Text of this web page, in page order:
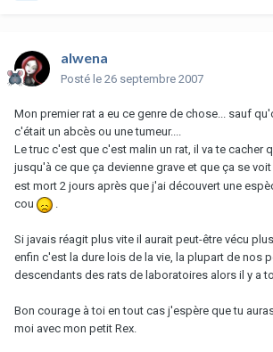
alwena
Posté le 26 septembre 2007
Mon premier rat a eu ce genre de chose... sauf
c'était un abcès ou une tumeur....
Le truc c'est que c'est malin un rat, il va te cacher
jusqu'à ce que ça devienne grave et que ça se
est mort 2 jours après que j'ai découvert une
cou
.
Si javais réagit plus vite il aurait peut-être vécu
enfin c'est la dure lois de la vie, la plupart de nos
descendants des rats de laboratoires alors il y a
Bon courage à toi en tout cas j'espère que tu
moi avec mon petit Rex.